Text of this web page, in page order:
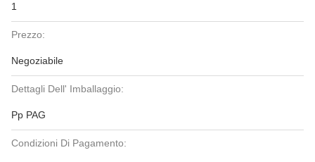
1
Prezzo:
Negoziabile
Dettagli Dell' Imballaggio:
Pp PAG
Condizioni Di Pagamento: